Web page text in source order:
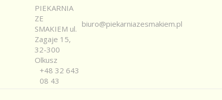
PIEKARNIA
ZE
SMAKIEM ul.
Zagaje 15,
32-300
Olkusz
+48 32 643
08 43
biuro@piekarniazesmakiem.pl